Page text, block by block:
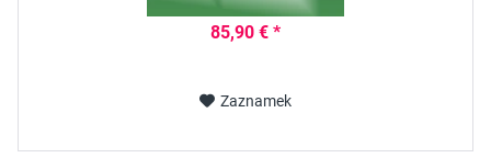
85,90 € *
Zaznamek